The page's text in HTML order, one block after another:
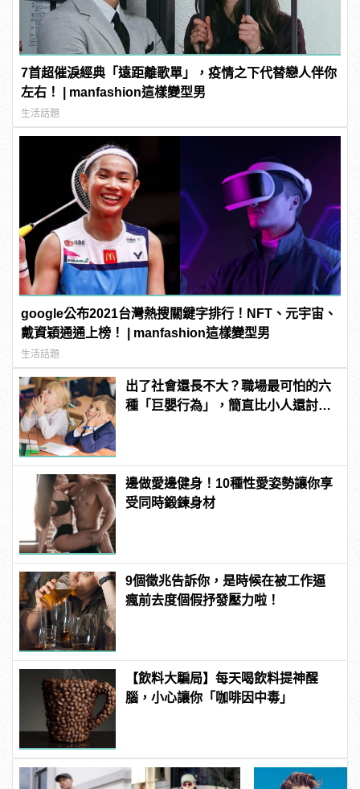
7首超催淚經典「遠距離歌單」，疫情之下代替戀人伴你
左右！ | manfashion這樣變型男
生活話題
google公布2021台灣熱搜關鍵字排行！NFT、元宇宙、
戴資穎通通上榜！ | manfashion這樣變型男
生活話題
出了社會還長不大？職場最可怕的六
種「巨嬰行為」，簡直比小人還討
邊做愛邊健身！10種性愛姿勢讓你享
受同時鍛鍊身材
9個徵兆告訴你，是時候在被工作逼
瘋前去度個假抒發壓力啦！
【飲料大騙局】每天喝飲料提神醒
腦，小心讓你「咖啡因中毒」